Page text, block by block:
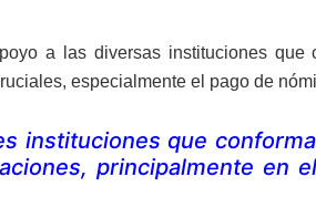
a las diversas instituciones que
especialmente el pago de
instituciones que
principalmente en